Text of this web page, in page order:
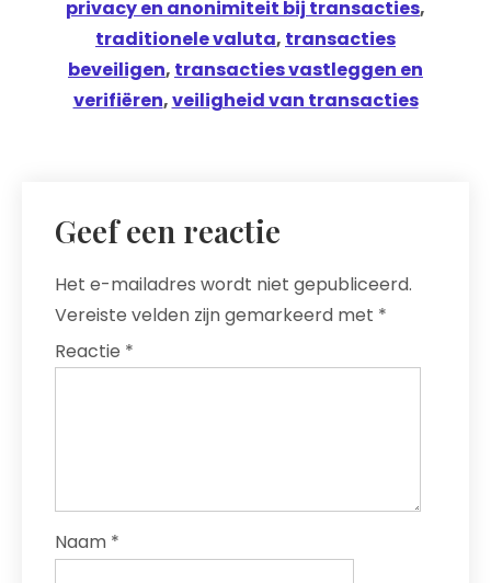
privacy en anonimiteit bij transacties,
traditionele valuta, transacties
beveiligen, transacties vastleggen en
verifiëren,veiligheid van transacties
Geef een reactie
Het e-mailadres wordt niet gepubliceerd.
Vereiste velden zijn gemarkeerd met *
Reactie *
Naam *